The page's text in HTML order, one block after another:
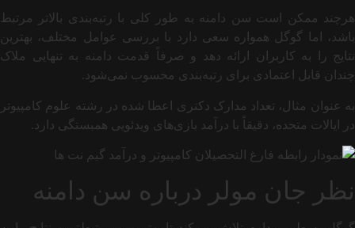
هرچند ممکن است سن دامنه به طور کلی با رتبه‌بندی بالاتر مرتبط
باشد، اما گوگل همواره سعی دارد با بررسی عوامل مختلف، بهترین
نتایج را به کاربران ارائه دهد و صرفاً قدمت دامنه به تنهایی ملاک
چندان قابل اعتمادی برای رتبه‌بندی محسوب نمی‌شود.
به عنوان مثال، تعداد مدارک دکتری اعطا شده در رشته علوم کامپیوتر
در ایالات متحده، دقیقاً با درآمد بازی‌های ویدئویی همبستگی دارد.
نظر جان مولر درباره سن دامنه